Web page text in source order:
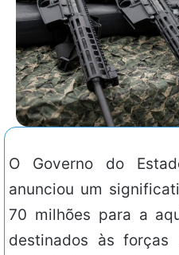
O Governo do
anunciou um
70 milhões para a
destinados às